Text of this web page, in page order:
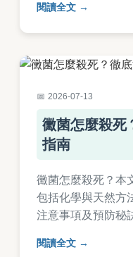
閱讀全文
2026-07-13
黴菌怎麼殺死
指南
黴菌怎麼殺死？本
包括化學與天然方
注意事項及預防秘
遠離黴菌困擾。
閱讀全文